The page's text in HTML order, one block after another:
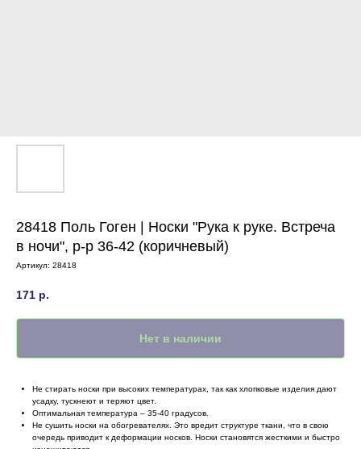
28418 Поль Гоген | Носки "Рука к руке. Встреча
в ночи", р-р 36-42 (коричневый)
Артикул: 28418
171 р.
Нет в наличии
Не стирать носки при высоких температурах, так как хлопковые изделия дают
усадку, тускнеют и теряют цвет.
Оптимальная температура – 35-40 градусов.
Не сушить носки на обогревателях. Это вредит структуре ткани, что в свою
очередь приводит к деформации носков. Носки становятся жесткими и быстро